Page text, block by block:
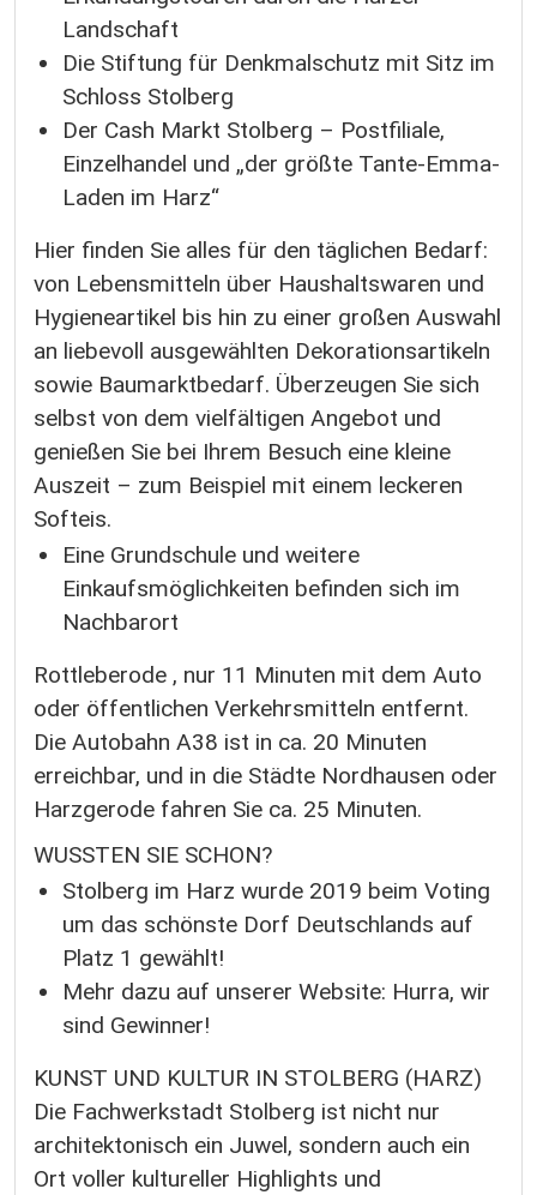
Landschaft
Die Stiftung für Denkmalschutz mit Sitz im
Schloss Stolberg
Der Cash Markt Stolberg – Postfiliale,
Einzelhandel und „der größte Tante-Emma-
Laden im Harz“
Hier finden Sie alles für den täglichen Bedarf:
von Lebensmitteln über Haushaltswaren und
Hygieneartikel bis hin zu einer großen Auswahl
an liebevoll ausgewählten Dekorationsartikeln
sowie Baumarktbedarf. Überzeugen Sie sich
selbst von dem vielfältigen Angebot und
genießen Sie bei Ihrem Besuch eine kleine
Auszeit – zum Beispiel mit einem leckeren
Softeis.
Eine Grundschule und weitere
Einkaufsmöglichkeiten befinden sich im
Nachbarort
Rottleberode , nur 11 Minuten mit dem Auto
oder öffentlichen Verkehrsmitteln entfernt.
Die Autobahn A38 ist in ca. 20 Minuten
erreichbar, und in die Städte Nordhausen oder
Harzgerode fahren Sie ca. 25 Minuten.
WUSSTEN SIE SCHON?
Stolberg im Harz wurde 2019 beim Voting
um das schönste Dorf Deutschlands auf
Platz 1 gewählt!
Mehr dazu auf unserer Website: Hurra, wir
sind Gewinner!
KUNST UND KULTUR IN STOLBERG (HARZ)
Die Fachwerkstadt Stolberg ist nicht nur
architektonisch ein Juwel, sondern auch ein
Ort voller kultureller Highlights und